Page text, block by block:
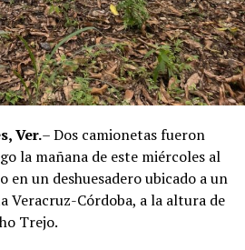
irregularidades dentro de la
motivó la intervención de
federales, en un contexto de
contra servidores
actividades ilícitas en la
uno de los primeros fallos
y confirma la
los exuniformados por delitos
de droga y el
Ver.– Dos camionetas fueron
la mañana de este miércoles al
en un deshuesadero ubicado a un
Veracruz-Córdoba, a la altura de
Trejo.